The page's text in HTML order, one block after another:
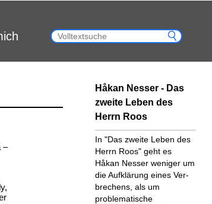
–
Håkan Nesser - Das
zweite Leben des
Herrn Roos
In "Das zweite Leben des
Herrn Roos" geht es
Håkan Nesser weniger um
die Aufklärung eines Ver-
brechens, als um
problematische